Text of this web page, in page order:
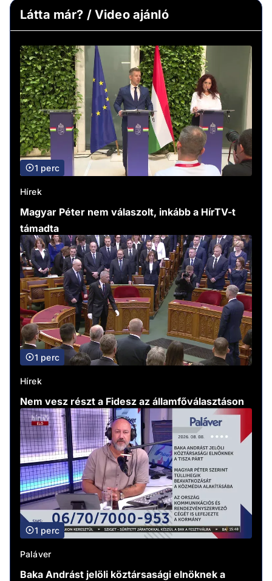
Látta már? / Video ajánló
1 perc
Hírek
Magyar Péter nem válaszolt, inkább a HírTV-t
támadta
1 perc
Hírek
Nem vesz részt a Fidesz az államfőválasztáson
1 perc
Paláver
Baka Andrást jelöli köztársasági elnöknek a